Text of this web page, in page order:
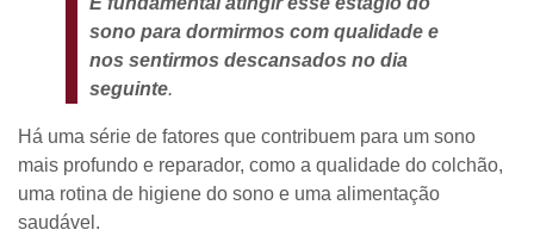
sono para dormirmos com qualidade e
nos sentirmos descansados no dia
seguinte.
Há uma série de fatores que contribuem para um sono
mais profundo e reparador, como a qualidade do colchão,
uma rotina de higiene do sono e uma alimentação
saudável.